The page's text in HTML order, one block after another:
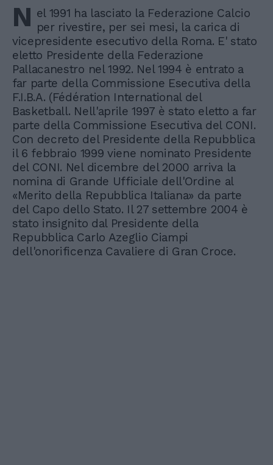
N el 1991 ha lasciato la Federazione Calcio
per rivestire, per sei mesi, la carica di
vicepresidente esecutivo della Roma. E' stato
eletto Presidente della Federazione
Pallacanestro nel 1992. Nel 1994 è entrato a
far parte della Commissione Esecutiva della
F.I.B.A. (Fédération International del
Basketball. Nell'aprile 1997 è stato eletto a far
parte della Commissione Esecutiva del CONI.
Con decreto del Presidente della Repubblica
il 6 febbraio 1999 viene nominato Presidente
del CONI. Nel dicembre del 2000 arriva la
nomina di Grande Ufficiale dell'Ordine al
«Merito della Repubblica Italiana» da parte
del Capo dello Stato. Il 27 settembre 2004 è
stato insignito dal Presidente della
Repubblica Carlo Azeglio Ciampi
dell'onorificenza Cavaliere di Gran Croce.